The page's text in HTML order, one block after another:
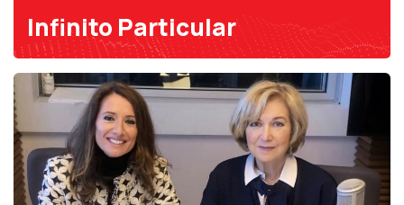
Infinito Particular